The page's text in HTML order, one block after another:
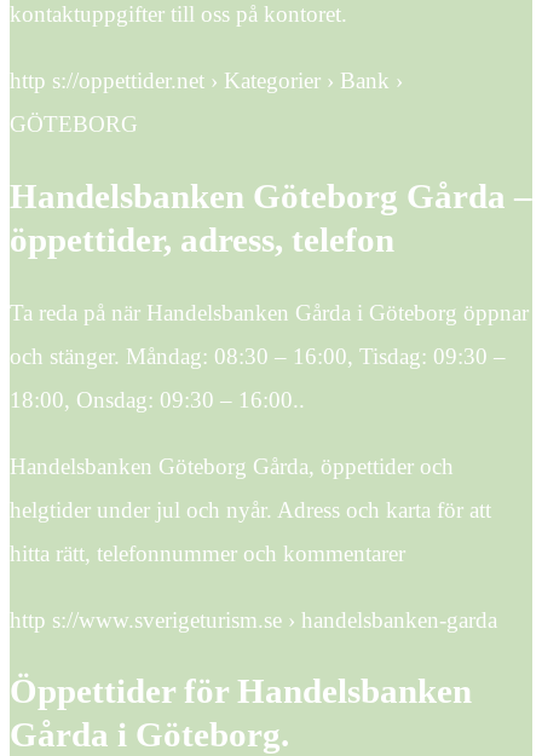
kontaktuppgifter till oss på kontoret.
http s://oppettider.net › Kategorier › Bank ›
GÖTEBORG
Handelsbanken Göteborg Gårda –
öppettider, adress, telefon
Ta reda på när Handelsbanken Gårda i Göteborg öppnar
och stänger. Måndag: 08:30 – 16:00, Tisdag: 09:30 –
18:00, Onsdag: 09:30 – 16:00..
Handelsbanken Göteborg Gårda, öppettider och
helgtider under jul och nyår. Adress och karta för att
hitta rätt, telefonnummer och kommentarer
http s://www.sverigeturism.se › handelsbanken-garda
Öppettider för Handelsbanken
Gårda i Göteborg.